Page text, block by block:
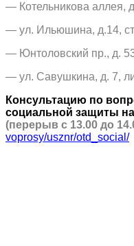
— Котельникова аллея,
— ул. Ильюшина, д.14,
— Юнтоловский пр., д.
— ул. Савушкина, д. 7,
Консультацию по
социальной защиты
(перерыв с 13.00 до
voprosy/usznr/otd_social/